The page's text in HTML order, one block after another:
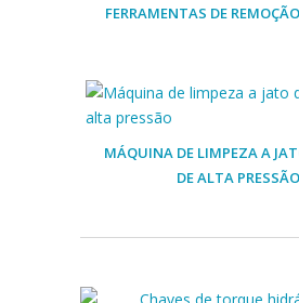
FERRAMENTAS DE
MÁQUINA DE LIMPEZA A
DE ALTA PRESSÃO